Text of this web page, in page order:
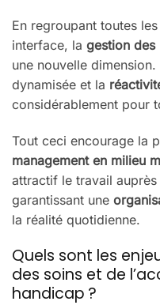
En regroupant toutes
interface, la gestion des
une nouvelle
dynamisée et la
considérablement pour
Tout ceci encourage la
management en milieu
attractif le travail
garantissant une
la réalité quotidienne.
Quels sont les
des soins et de
handicap ?